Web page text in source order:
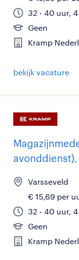
32 - 40 uur,
Geen
Kramp
bekijk vacature
Varsseveld
€ 15,69 per
32 - 40 uur,
Geen
Kramp